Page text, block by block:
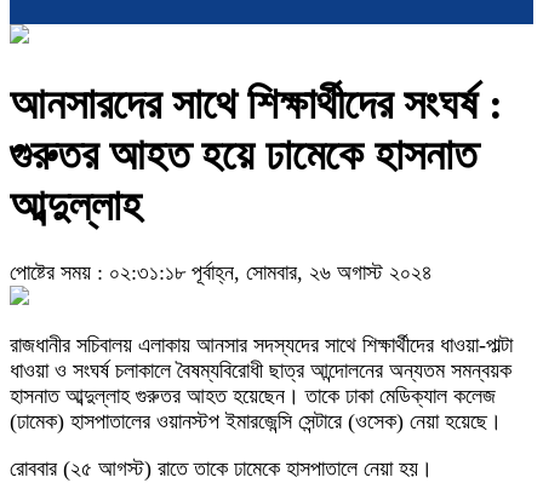
আনসারদের সাথে শিক্ষার্থীদের সংঘর্ষ :
গুরুতর আহত হয়ে ঢামেকে হাসনাত
আব্দুল্লাহ
পোষ্টের সময় : ০২:৩১:১৮ পূর্বাহ্ন, সোমবার, ২৬ অগাস্ট ২০২৪
রাজধানীর সচিবালয় এলাকায় আনসার সদস্যদের সাথে শিক্ষার্থীদের ধাওয়া-পাল্টা
ধাওয়া ও সংঘর্ষ চলাকালে বৈষম্যবিরোধী ছাত্র আন্দোলনের অন্যতম সমন্বয়ক
হাসনাত আব্দুল্লাহ গুরুতর আহত হয়েছেন। তাকে ঢাকা মেডিক্যাল কলেজ
(ঢামেক) হাসপাতালের ওয়ানস্টপ ইমারজেন্সি সেন্টারে (ওসেক) নেয়া হয়েছে।
রোববার (২৫ আগস্ট) রাতে তাকে ঢামেকে হাসপাতালে নেয়া হয়।